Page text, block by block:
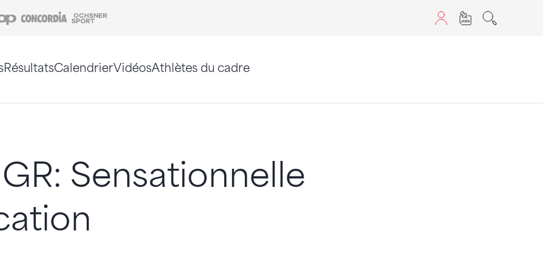
Coop Concordia
RésultatsCalendrierVidéosAthlètes du cadre
Sensationnelle